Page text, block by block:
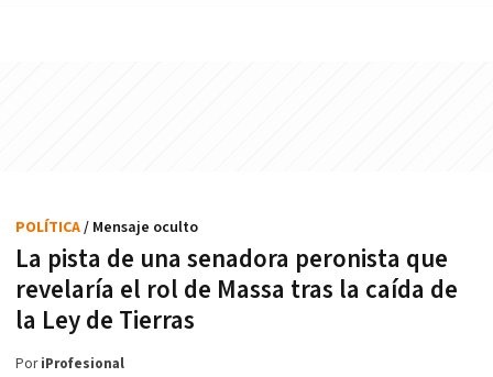
La pista de una senadora peronista que
revelaría el rol de Massa tras la caída de
la Ley de Tierras
POLÍTICA/ Mensaje oculto
PoriProfesional